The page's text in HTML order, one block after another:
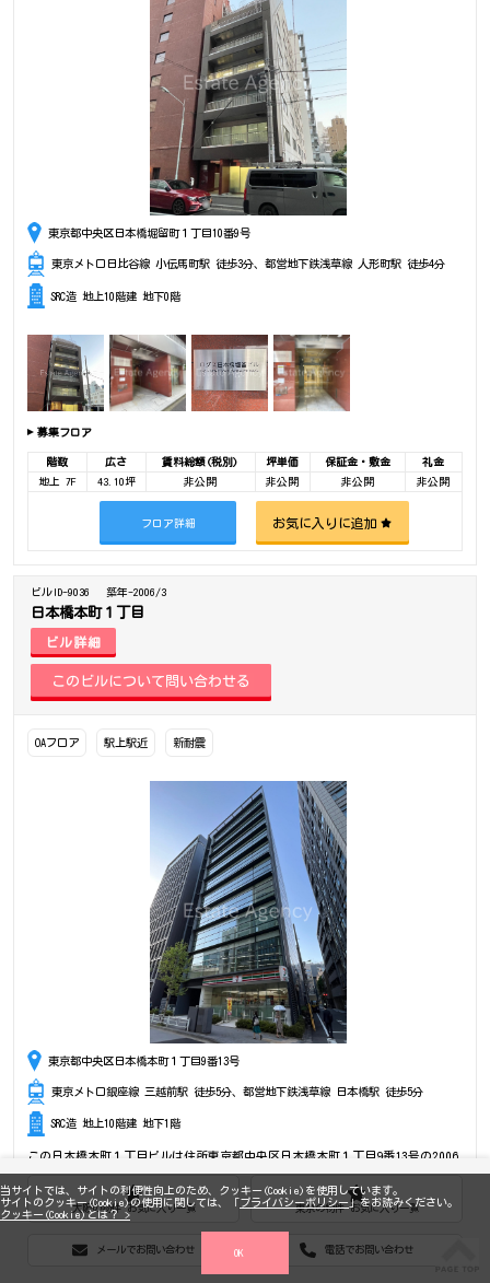
当サイトでは、サイトの利便性向上のため、クッキー(Cookie)を使用しています。
サイトのクッキー(Cookie)の使用に関しては、「プライバシーポリシー 」をお読みください。
クッキー(Cookie)とは？ >
OK
大阪の物件 お気に入り一覧 東京の物件 お気に入り一覧
メールでお問い合わせ 電話でお問い合わせ
東京都中央区日本橋堀留町１丁目10番9号
東京メトロ日比谷線 小伝馬町駅 徒歩3分、都営地下鉄浅草線 人形町駅 徒歩4分
SRC造 地上10階建 地下0階
募集フロア
階数 広さ 賃料総額(税別) 坪単価 保証金・敷金
礼金
地上 7F
43.10坪 非公開 非公開 非公開 非公開
フロア詳細 お気に入りに追加
ビルID-9036 築年-2006/3
日本橋本町１丁目
ビル詳細
OAフロア 駅上駅近 新耐震
東京都中央区日本橋本町１丁目9番13号
東京メトロ銀座線 三越前駅 徒歩5分、都営地下鉄浅草線 日本橋駅 徒歩5分
SRC造 地上10階建 地下1階
この日本橋本町１丁目ビルは住所東京都中央区日本橋本町１丁目9番13号の2006
レ、セキュリティ、トイレ男女別、24時間利用可能、光回線、非常用電源対策、
OAフロア、部屋セキュリティ。是非一度ご内覧下さいませ！ その他、事務所、
オフィス移転、不動産の事なら何でもお気軽にご相談下さい。